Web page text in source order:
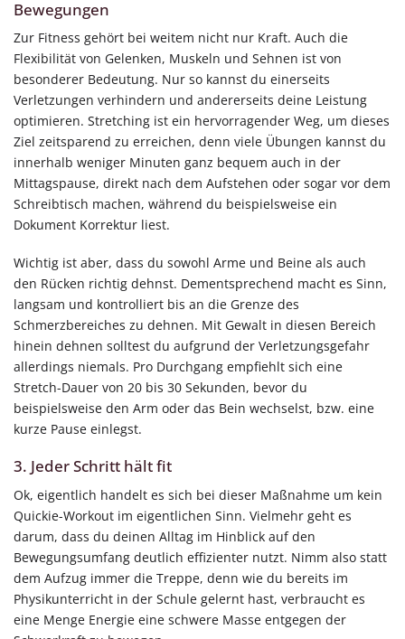
Bewegungen
Zur Fitness gehört bei weitem nicht nur Kraft. Auch die
Flexibilität von Gelenken, Muskeln und Sehnen ist von
besonderer Bedeutung. Nur so kannst du einerseits
Verletzungen verhindern und andererseits deine Leistung
optimieren. Stretching ist ein hervorragender Weg, um dieses
Ziel zeitsparend zu erreichen, denn viele Übungen kannst du
innerhalb weniger Minuten ganz bequem auch in der
Mittagspause, direkt nach dem Aufstehen oder sogar vor dem
Schreibtisch machen, während du beispielsweise ein
Dokument Korrektur liest.
Wichtig ist aber, dass du sowohl Arme und Beine als auch
den Rücken richtig dehnst. Dementsprechend macht es Sinn,
langsam und kontrolliert bis an die Grenze des
Schmerzbereiches zu dehnen. Mit Gewalt in diesen Bereich
hinein dehnen solltest du aufgrund der Verletzungsgefahr
allerdings niemals. Pro Durchgang empfiehlt sich eine
Stretch-Dauer von 20 bis 30 Sekunden, bevor du
beispielsweise den Arm oder das Bein wechselst, bzw. eine
kurze Pause einlegst.
3. Jeder Schritt hält fit
Ok, eigentlich handelt es sich bei dieser Maßnahme um kein
Quickie-Workout im eigentlichen Sinn. Vielmehr geht es
darum, dass du deinen Alltag im Hinblick auf den
Bewegungsumfang deutlich effizienter nutzt. Nimm also statt
dem Aufzug immer die Treppe, denn wie du bereits im
Physikunterricht in der Schule gelernt hast, verbraucht es
eine Menge Energie eine schwere Masse entgegen der